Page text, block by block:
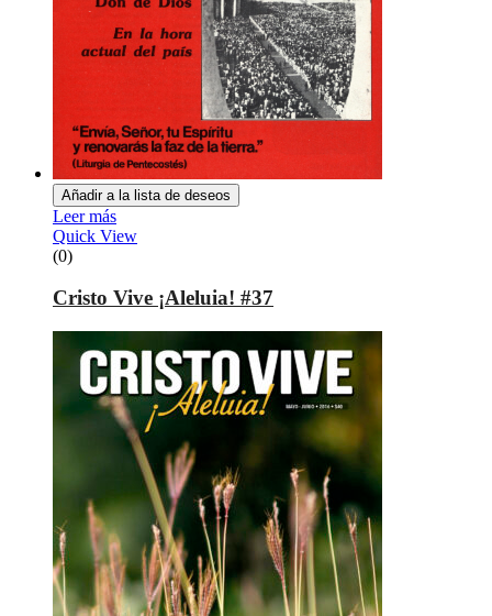
Añadir a la lista de deseos
Leer más
Quick View
(0)
Cristo Vive ¡Aleluia! #37